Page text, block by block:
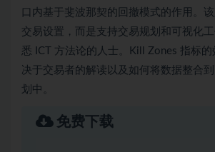
口内基于斐波那契的回撤模式的作用。
交易设置，而是支持交易规划和可视化
悉 ICT 方法论的人士。Kill Zones 指标
决于交易者的解读以及如何将数据整合到
划中。
免费下载